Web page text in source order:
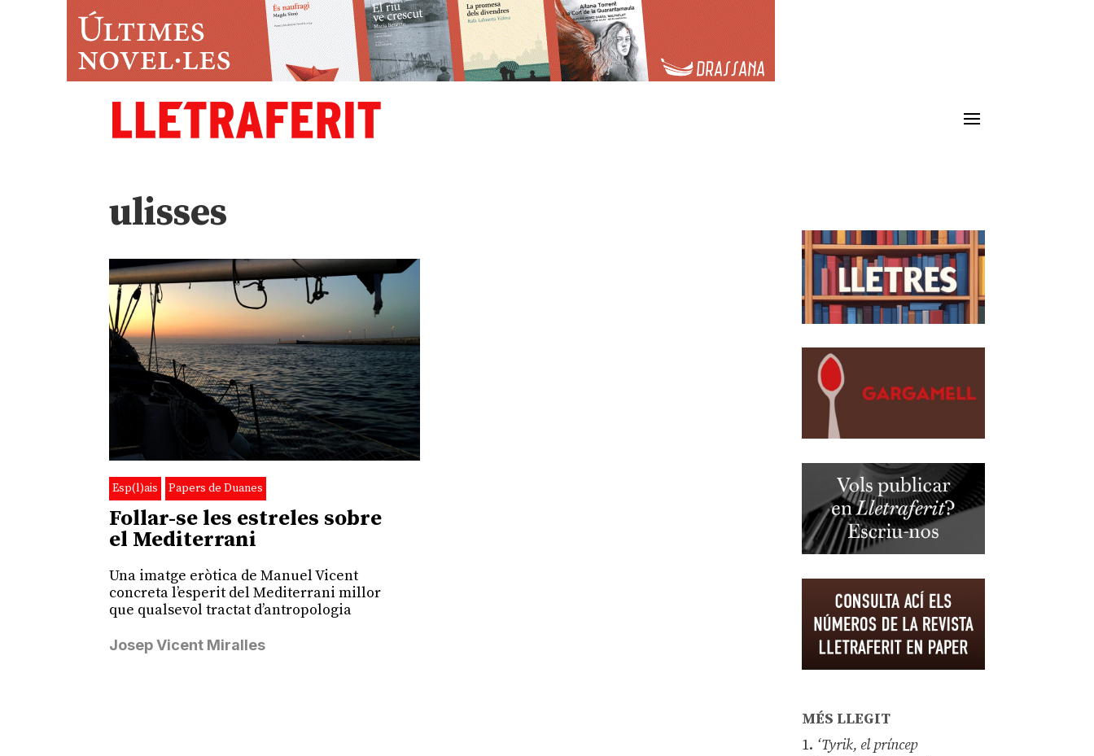
ulisses
Esp(l)ais Papers de Duanes
Follar-se les estreles sobre
el Mediterrani
Una imatge eròtica de Manuel Vicent
concreta l’esperit del Mediterrani millor
que qualsevol tractat d’antropologia
Josep Vicent Miralles
MÉS LLEGIT
1. ‘Tyrik, el príncep